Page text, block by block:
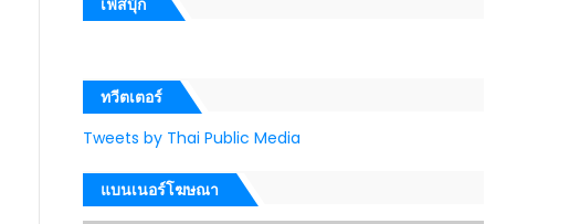
เฟสบุ๊ก
ทวีตเตอร์
Tweets by Thai Public Media
แบนเนอร์โฆษณา